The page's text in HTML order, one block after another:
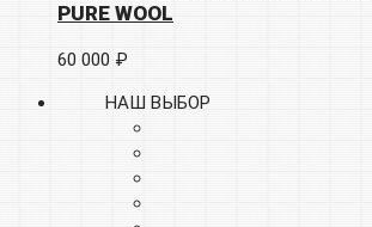
PURE WOOL
60 000 ₽
НАШ ВЫБОР